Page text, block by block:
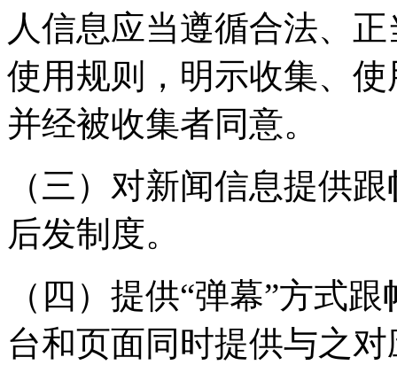
人信息应当遵循合法、
使用规则，明示收集、
并经被收集者同意。
（三）对新闻信息提供
后发制度。
（四）提供“弹幕”方式
台和页面同时提供与之